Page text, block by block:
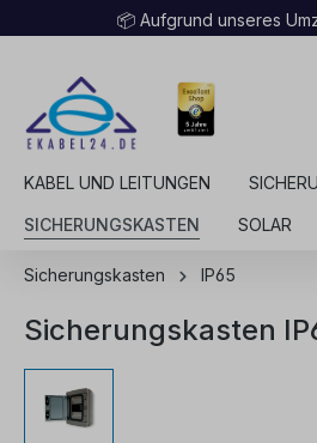
📦 Aufgrund unseres
KABEL UND LEITUNGEN
SICHERUNGSKASTEN SOLAR
Sicherungskasten IP65
Sicherungskasten